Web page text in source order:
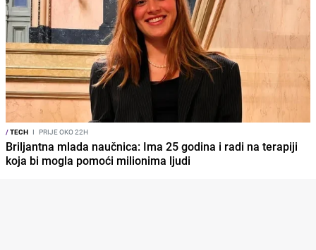
/TECH I PRIJE OKO 22H
Briljantna mlada naučnica: Ima 25 godina i radi na terapiji
koja bi mogla pomoći milionima ljudi